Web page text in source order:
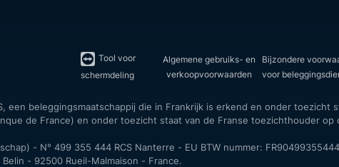
Tool voor
schermdeling
Algemene gebruiks- en
verkoopvoorwaarden
Bijzondere
voor
een beleggingsmaatschappij die in Frankrijk is erkend en onder
de France) en onder toezicht staat van de Franse toezichthouder
- N° 499 355 444 RCS Nanterre - EU BTW nummer:
- 92500 Rueil-Malmaison - France.